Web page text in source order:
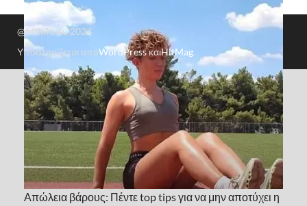
Απώλεια βάρους: Πέντε top tips για να μην αποτύχει η
@fiftififti.eu 2024
Υποστηρίζεται απόWordPressκαιHitMag.